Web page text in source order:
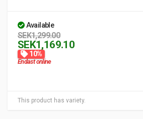
This product has variety.
Available
SEK1,299.00
SEK1,169.10
10%
Endast online